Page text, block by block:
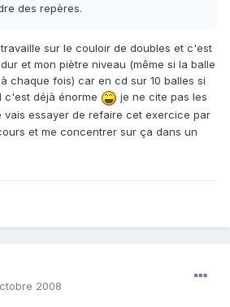
des repères.
sur le couloir de doubles et c'est
et mon piètre niveau (même si la balle
chaque fois) car en cd sur 10 balles si
c'est déjà énorme
je ne cite pas les
vais essayer de refaire cet exercice par
et me concentrer sur ça dans un
2008